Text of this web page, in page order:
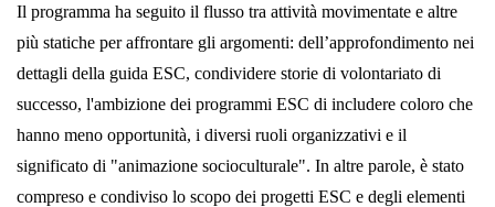
Il programma ha seguito il flusso tra attività movimentate e altre
più statiche per affrontare gli argomenti: dell’approfondimento nei
dettagli della guida ESC, condividere storie di volontariato di
successo, l'ambizione dei programmi ESC di includere coloro che
hanno meno opportunità, i diversi ruoli organizzativi e il
significato di "animazione socioculturale". In altre parole, è stato
compreso e condiviso lo scopo dei progetti ESC e degli elementi